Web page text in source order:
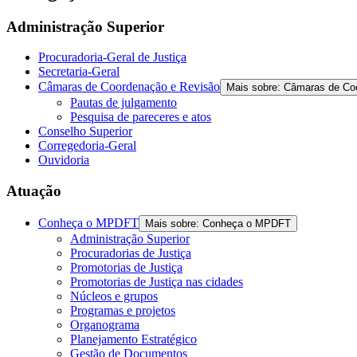
Administração Superior
Procuradoria-Geral de Justiça
Secretaria-Geral
Câmaras de Coordenação e Revisão
Mais sobre: Câmaras de
Pautas de julgamento
Pesquisa de pareceres e atos
Conselho Superior
Corregedoria-Geral
Ouvidoria
Atuação
Conheça o MPDFT Mais sobre: Conheça o MPDFT
Administração Superior
Procuradorias de Justiça
Promotorias de Justiça
Promotorias de Justiça nas cidades
Núcleos e grupos
Programas e projetos
Organograma
Planejamento Estratégico
Gestão de Documentos